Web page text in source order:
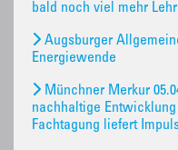
bald noch viel mehr
Augsburger
Energiewende
Münchner Merkur
nachhaltige
Fachtagung liefert